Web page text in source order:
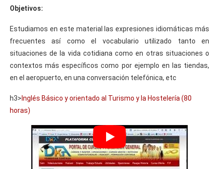
Objetivos:
Estudiamos en este material las expresiones idiomáticas más
frecuentes así como el vocabulario utilizado tanto en
situaciones de la vida cotidiana como en otras situaciones o
contextos más específicos como por ejemplo en las tiendas,
en el aeropuerto, en una conversación telefónica, etc
h3> Inglés Básico y orientado al Turismo y la Hostelería (80
horas)